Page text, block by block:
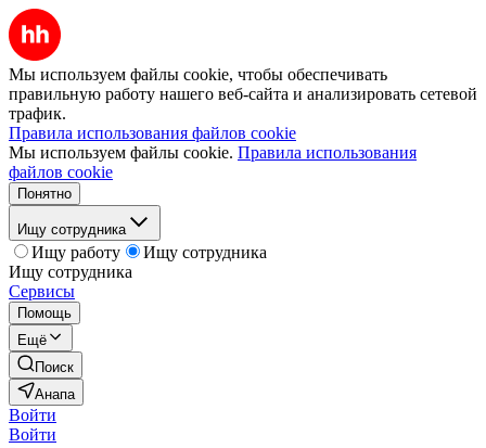
Мы используем файлы cookie, чтобы обеспечивать
правильную работу нашего веб-сайта и анализировать сетевой
трафик.
Правила использования файлов cookie
Мы используем файлы cookie. Правила использования
файлов cookie
Понятно
Ищу сотрудника
Ищу работу
Ищу сотрудника
Ищу сотрудника
Сервисы
Помощь
Ещё
Поиск
Анапа
Войти
Войти